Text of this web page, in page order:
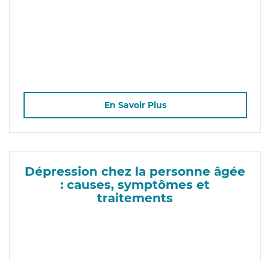
En Savoir Plus
Dépression chez la personne âgée
: causes, symptômes et
traitements